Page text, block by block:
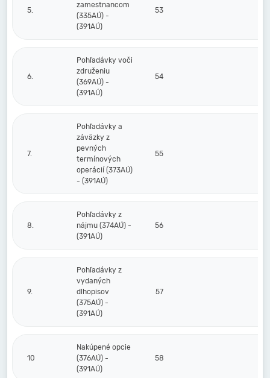
5.
zamestnancom
(335AÚ) -
(391AÚ)
53
6.
Pohľadávky voči
združeniu
(369AÚ) -
(391AÚ)
54
7.
Pohľadávky a
záväzky z
pevných
termínových
operácií (373AÚ)
- (391AÚ)
55
8.
Pohľadávky z
nájmu (374AÚ) -
(391AÚ)
56
9.
Pohľadávky z
vydaných
dlhopisov
(375AÚ) -
(391AÚ)
57
10
Nakúpené opcie
(376AÚ) -
(391AÚ)
58